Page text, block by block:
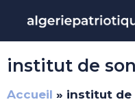
contenu
institut de
Accueil » institut de